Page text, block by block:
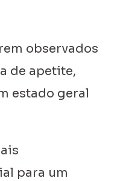
observados
de apetite,
estado geral
para um